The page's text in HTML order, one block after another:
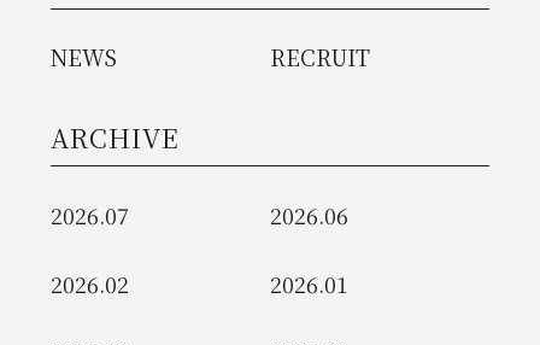
NEWS RECRUIT
ARCHIVE
2026.07 2026.06
2026.02 2026.01